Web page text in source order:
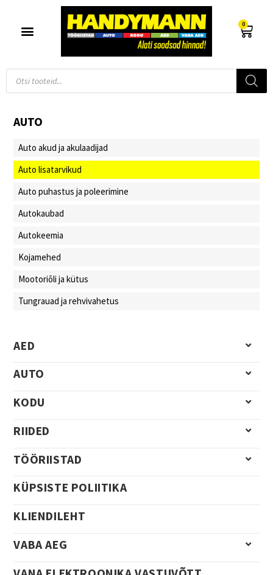
0
AUTO
Auto akud ja akulaadijad
Auto lisatarvikud
Auto puhastus ja poleerimine
Autokaubad
Autokeemia
Kojamehed
Mootoriõli ja kütus
Tungrauad ja rehvivahetus
AED
AUTO
KODU
RIIDED
TÖÖRIISTAD
KÜPSISTE POLIITIKA
KLIENDILEHT
VABA AEG